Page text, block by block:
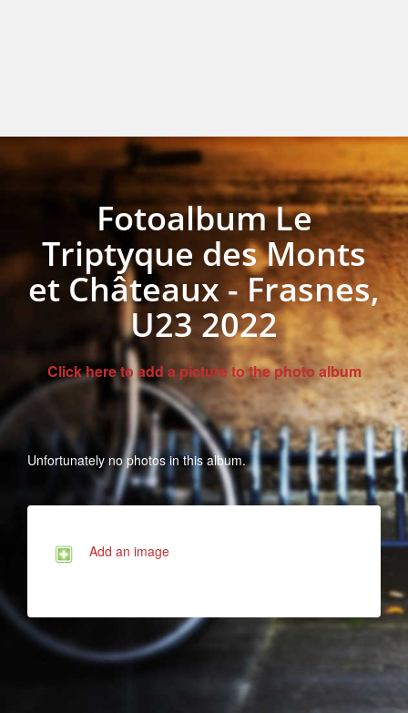
Fotoalbum Le
Triptyque des Monts
et Châteaux - Frasnes,
U23 2022
Click here to add a picture to the photo album
Unfortunately no photos in this album.
Add an image